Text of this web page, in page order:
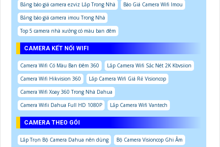
Bảng báo giá camera ezviz Lắp Trong Nhà
Báo Giá Camera Wifi Imou
Bảng báo giá camera imou Trong Nhà
Top 5 camera nhà xưởng có màu ban đêm
CAMERA KẾT NỐI WIFI
Camera Wifi Có Màu Ban Đêm 360
Lắp Camera Wifi Sắc Nét 2K Kbvsiion
Camera Wifi Hikvision 360
Lắp Camera Wifi Giá Rẻ Visioncop
Camera Wifi Xoay 360 Trong Nhà Dahua
Camera Wifii Dahua Full HD 1080P
Lắp Camera Wifi Vantech
CAMERA THEO GÓI
Lắp Trọn Bộ Camera Dahua nên dùng
Bộ Camera Visioncop Ghi Âm